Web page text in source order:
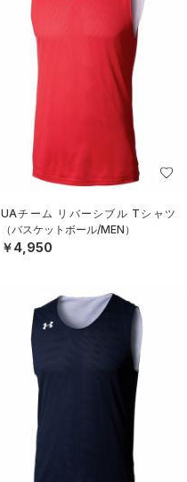
UAチーム リバーシブル Tシャツ
（バスケットボール/MEN）
￥4,950